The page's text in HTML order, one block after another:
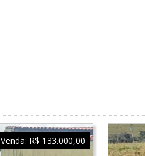
Venda: R$ 133.000,00